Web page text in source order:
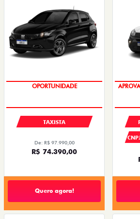
OPORTUNIDADE
TAXISTA
De: R$ 97.990,00
R$ 74.390,00
Quero agora!